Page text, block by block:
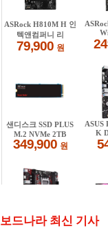
보드나라 최신 기사